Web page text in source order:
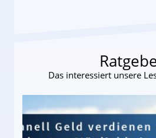
Das interessiert unsere